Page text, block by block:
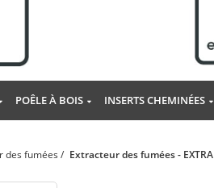
POÊLE À BOIS INSERTS CHEMINÉES
des fumées / Extracteur des fumées -